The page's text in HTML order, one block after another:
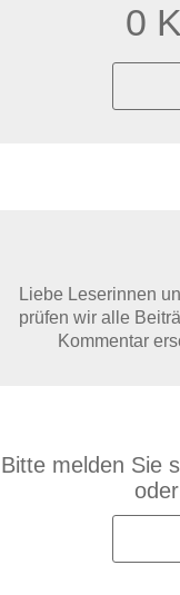
0
Liebe Leserinnen
prüfen wir alle
Kommentar
Bitte melden Sie